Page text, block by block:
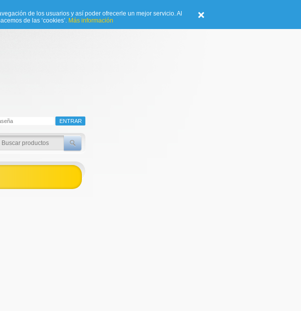
de los usuarios y así poder ofrecerle un mejor servicio. Al
de las ‘cookies’. Más información